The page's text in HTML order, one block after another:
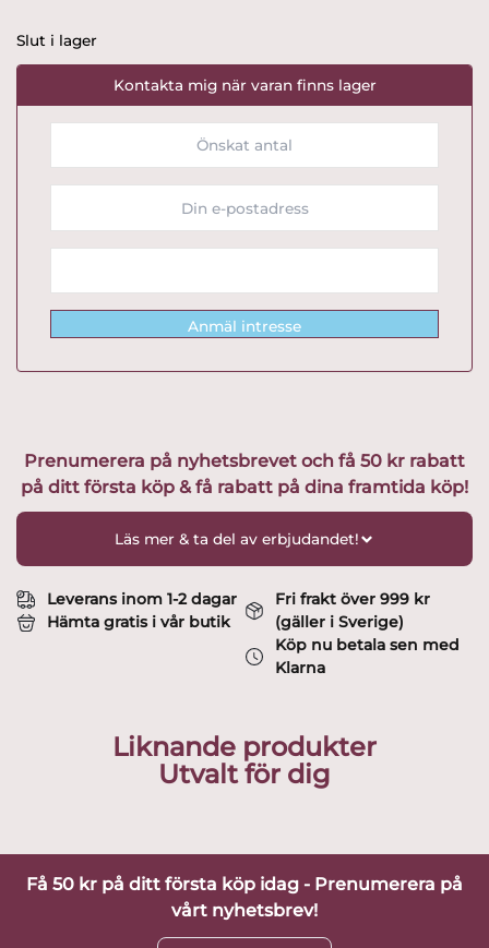
Slut i lager
Kontakta mig när varan finns lager
Anmäl intresse
Prenumerera på nyhetsbrevet och få 50 kr rabatt
på ditt första köp & få rabatt på dina framtida köp!
Läs mer & ta del av erbjudandet!
Leverans inom 1-2 dagar
Hämta gratis i vår butik
Fri frakt över 999 kr
(gäller i Sverige)
Köp nu betala sen med
Klarna
Liknande produkter
Utvalt för dig
Få 50 kr på ditt första köp idag - Prenumerera på
vårt nyhetsbrev!